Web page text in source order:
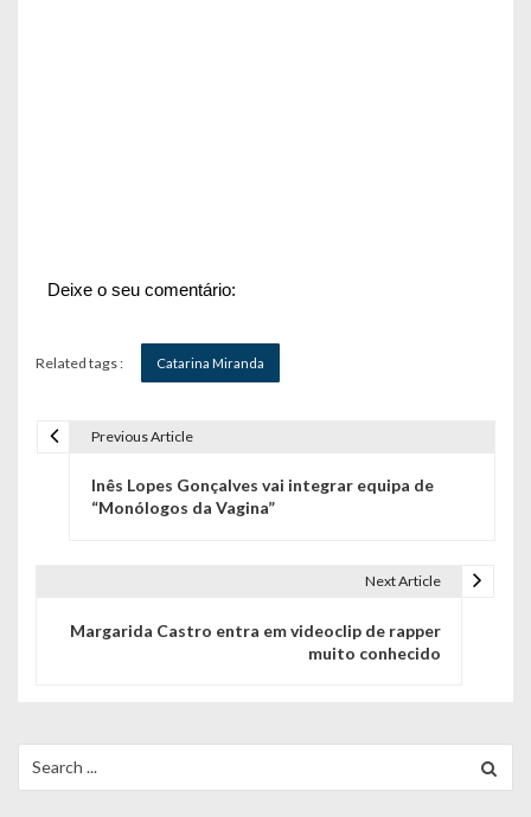
Deixe o seu comentário:
Related tags : Catarina Miranda
ã
o
Previous Article
Inês Lopes Gonçalves vai integrar equipa de
“Monólogos da Vagina”
Next Article
Margarida Castro entra em videoclip de rapper
muito conhecido
for: